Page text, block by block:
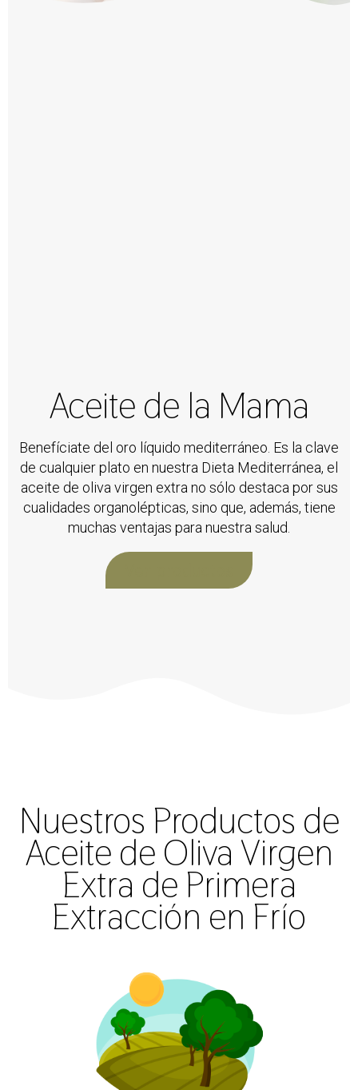
Aceite de la Mama
Benefíciate del oro líquido mediterráneo. Es la clave
de cualquier plato en nuestra Dieta Mediterránea, el
aceite de oliva virgen extra no sólo destaca por sus
cualidades organolépticas, sino que, además, tiene
muchas ventajas para nuestra salud.
Nuestros Productos de
Aceite de Oliva Virgen
Extra de Primera
Extracción en Frío